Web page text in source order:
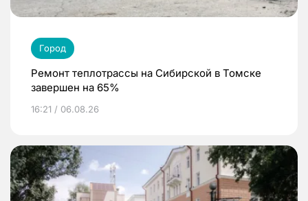
Город
Ремонт теплотрассы на Сибирской в Томске
завершен на 65%
16:21 / 06.08.26